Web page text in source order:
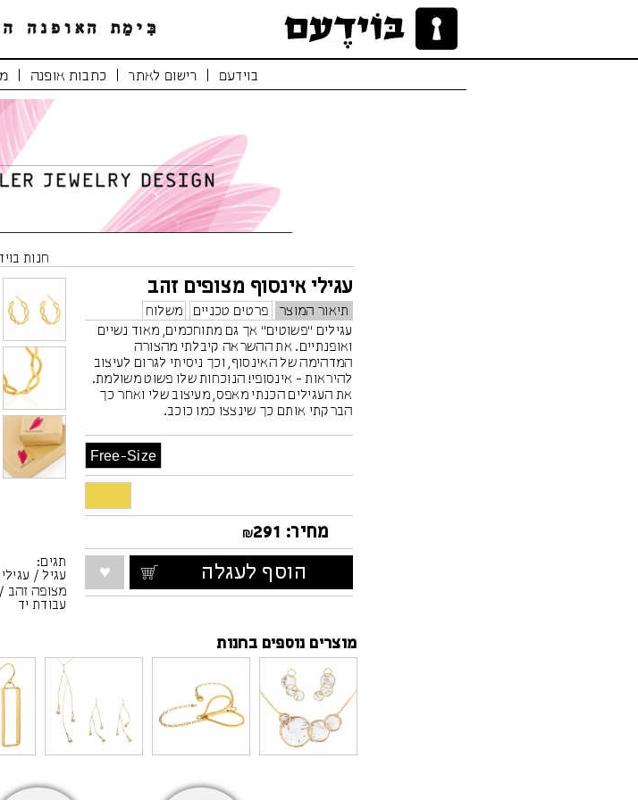
בוידעם רישום לאתר כתבות אופנה
חנות
עגילי אינסוף מצופים זהב
תיאור המוצר פרטים טכניים
משלוח
עגילים "פשוטים" אך גם מתוחכמים, מאוד נשיים
ואופנתיים. את ההשראה קיבלתי מהצורה
המדהימה של האינסוף, וכך ניסיתי לגרום לעיצוב
להיראות - אינסופי! הנוכחות שלו פשוט משולמת.
את העגילים הכנתי מאפס, מעיצוב שלי ואחר כך
הברקתי אותם כך שינצצו כמו כוכב.
Free-Size
מחיר: ₪291
הוסף לעגלה
תגים:
עגיל /
מצופה זהב /
עבודת יד
מוצרים נוספים בחנות